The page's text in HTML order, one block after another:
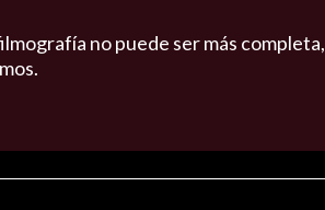
no puede ser más completa,